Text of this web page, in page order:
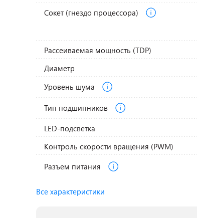
Сокет (гнездо процессора)
Рассеиваемая мощность (TDP)
Диаметр
Уровень шума
Тип подшипников
LED-подсветка
Контроль скорости вращения (PWM)
Разъем питания
Все характеристики